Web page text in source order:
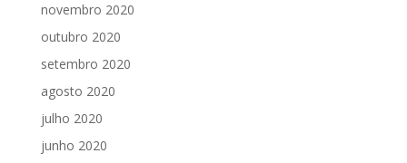
novembro 2020
outubro 2020
setembro 2020
agosto 2020
julho 2020
junho 2020